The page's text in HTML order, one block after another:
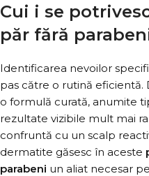
Cui i se
păr fără
Identificarea nevoilor
pas către o rutină
o formulă curată, anumite
rezultate vizibile mult mai
confruntă cu un scalp
dermatite găsesc în aceste
parabeni un aliat necesar